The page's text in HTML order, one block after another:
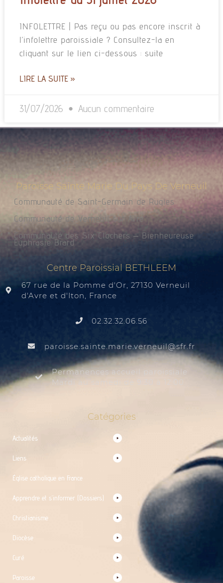
INFOLETTRE | Pas reçu ou pas encore inscrit à
l’infolettre paroissiale ? Consultez-la en
cliquant sur le lien ci-dessous : suite
LIRE LA SUITE »
31/07/2026 Aucun commentaire
Paroisse Sainte Marie Du Pays De Verneuil
Communauté de Saint-Germain de Rugles
Communauté de Verneuil sur Avre
Communauté des Six Clochers – Bienheureuse
Euphrasie Brard
Centre Paroissial BETHLEEM
67 rue de la Pomme d'Or, 27130 Verneuil
d'Avre et d'Iton, France
02.32.32.06.56
rf.rfs
@liuenrev.eiram.etnias.essiorap
Permanences accueil paroissiale
Mardi au samedi de 9:30 à 12:00
Catégories
Actualités
Liens
Église catholique en France
Apprendre et s’informer (Dossiers)
Christianisme
Diocèse
Curé
Paroisse